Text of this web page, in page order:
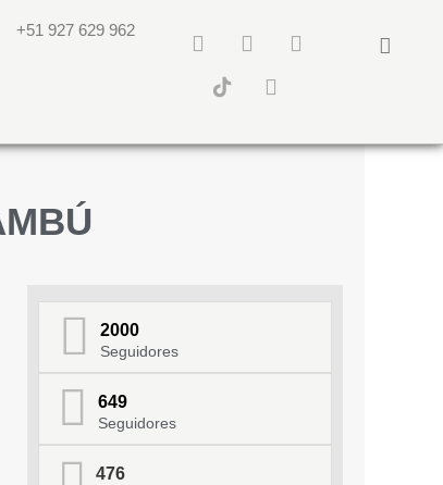
+51 927 629 962
2000
Seguidores
649
Seguidores
476